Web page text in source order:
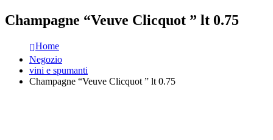
Champagne “Veuve Clicquot ” lt 0.75
Home
Negozio
vini e spumanti
Champagne “Veuve Clicquot ” lt 0.75